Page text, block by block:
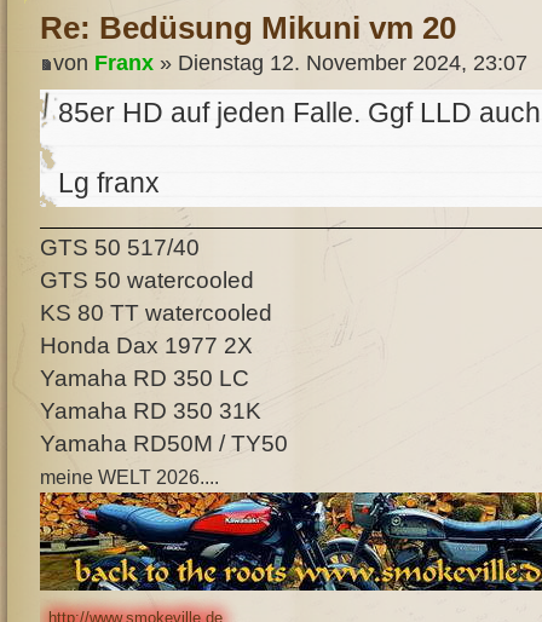
Re: Bedüsung Mikuni vm 20
von Franx » Dienstag 12. November 2024, 23:07
85er HD auf jeden Falle. Ggf LLD
Lg franx
GTS 50 517/40
GTS 50 watercooled
KS 80 TT watercooled
Honda Dax 1977 2X
Yamaha RD 350 LC
Yamaha RD 350 31K
Yamaha RD50M / TY50
meine WELT 2026....
http://www.smokeville.de